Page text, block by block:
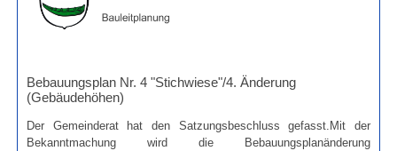
Bebauungsplan Nr. 4 "Stichwiese"/4. Änderung
(Gebäudehöhen)
Der Gemeinderat hat den Satzungsbeschluss gefasst.Mit der
Bekanntmachung wird die Bebauungsplanänderung